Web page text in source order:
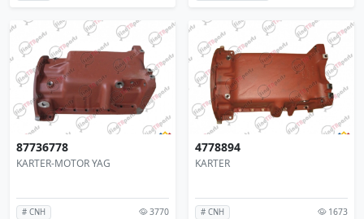
87736778
KARTER-MOTOR YAG
# CNH 3770
4778894
KARTER
# CNH 1673